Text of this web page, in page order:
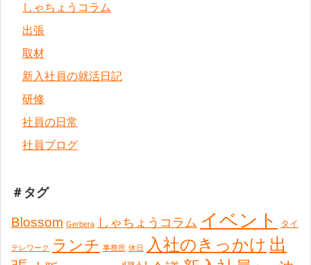
しゃちょうコラム
出張
取材
新入社員の就活日記
研修
社員の日常
社員ブログ
＃タグ
Blossom Gerbera しゃちょうコラム イベント タイ
テレワーク ランチ 事務所 休日 入社のきっかけ 出